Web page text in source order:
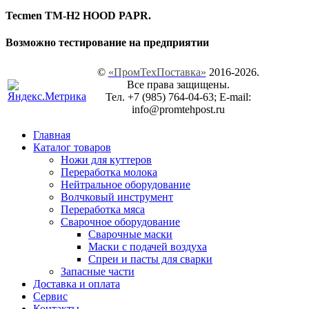
Tecmen TM-H2 HOOD PAPR.
Возможно тестирование на предприятии
© «ПромТехПоставка» 2016-2026.
Все права защищены.
Тел. +7 (985) 764-04-63; E-mail:
info@promtehpost.ru
Главная
Каталог товаров
Ножи для куттеров
Переработка молока
Нейтральное оборудование
Волчковый инструмент
Переработка мяса
Сварочное оборудование
Сварочные маски
Маски с подачей воздуха
Спреи и пасты для сварки
Запасные части
Доставка и оплата
Сервис